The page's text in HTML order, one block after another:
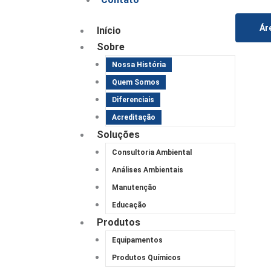
Início
Sobre
Nossa História
Quem Somos
Diferenciais
Acreditação
Soluções
Consultoria Ambiental
Análises Ambientais
Manutenção
Educação
Produtos
Equipamentos
Produtos Químicos